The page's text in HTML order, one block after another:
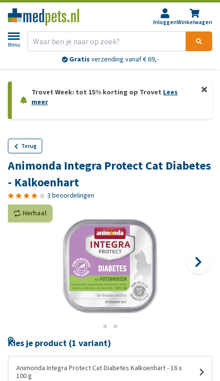
InloggenWinkelwagen
Menu
Gratis verzending vanaf € 69,-
Trovet Week: tot 15% korting op Trovet Lees
meer
Terug
Animonda Integra Protect Cat Diabetes
- Kalkoenhart
3 beoordelingen
Herhaal
Kies je product (1 variant)
Animonda Integra Protect Cat Diabetes Kalkoenhart - 16 x
100 g